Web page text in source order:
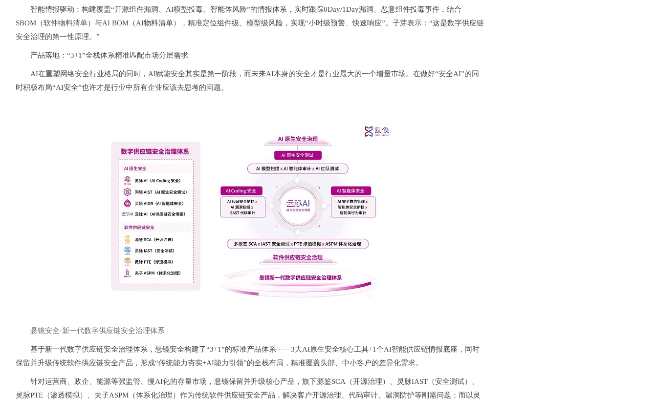
智能情报驱动： 构建覆盖“开源组件漏洞、AI模型投毒、智能体风险”的情报体系，实时跟踪0Day/1Day漏洞、恶意组件投毒事件，结合
SBOM（软件物料清单）与AI BOM（AI物料清单），精准定位组件级、模型级风险，实现“小时级预警、快速响应”。子芽表示：“这是数字供应链
安全治理的第一性原理。”
产品落地：“3+1”全栈体系精准匹配市场分层需求
AI在重塑网络安全行业格局的同时，AI赋能安全其实是第一阶段，而未来AI本身的安全才是行业最大的一个增量市场。在做好“安全AI”的同
时积极布局“AI安全”也许才是行业中所有企业应该去思考的问题。
悬镜安全·新一代数字供应链安全治理体系
基于新一代数字供应链安全治理体系，悬镜安全构建了“3+1”的标准产品体系——3大AI原生安全核心工具+1个AI智能供应链情报底座，同时
保留并升级传统软件供应链安全产品，形成“传统能力夯实+AI能力引领”的全栈布局，精准覆盖头部、中小客户的差异化需求。
针对运营商、政企、能源等强监管、慢AI化的存量市场，悬镜保留并升级核心产品，旗下源鉴SCA（开源治理）、灵脉IAST（安全测试）、
灵脉PTE（渗透模拟）、夫子ASPM（体系化治理） 作为传统软件供应链安全产品，解决客户开源治理、代码审计、漏洞防护等刚需问题；而以 灵